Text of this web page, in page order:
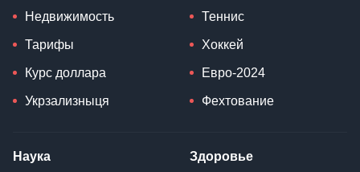
Недвижимость
Тарифы
Курс доллара
Укрзализныця
Теннис
Хоккей
Евро-2024
Фехтование
Наука Здоровье